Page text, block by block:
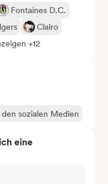
Fontaines D.C.
Clairo
+12
sozialen Medien
eine